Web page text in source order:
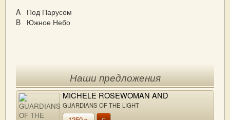
A Под Парусом
B Южное Небо
Наши предложения
MICHELE ROSEWOMAN AND
QUINTESSENCE
GUARDIANS OF THE LIGHT